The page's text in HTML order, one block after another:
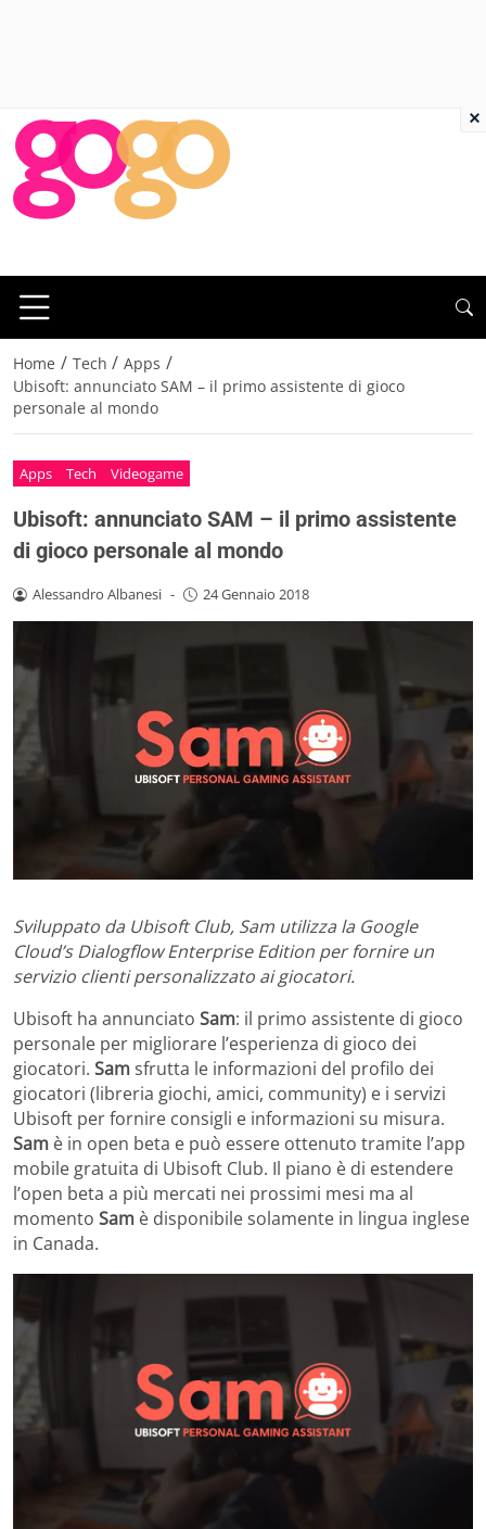
Home / Tech / Apps /
Ubisoft: annunciato SAM – il primo assistente di gioco
personale al mondo
Apps Tech Videogame
Ubisoft: annunciato SAM – il primo assistente
di gioco personale al mondo
Alessandro Albanesi - 24 Gennaio 2018
Sviluppato da Ubisoft Club, Sam utilizza la Google
Cloud’s Dialogflow Enterprise Edition per fornire un
servizio clienti personalizzato ai giocatori.
Ubisoft ha annunciato Sam: il primo assistente di gioco
personale per migliorare l’esperienza di gioco dei
giocatori. Samsfrutta le informazioni del profilo dei
giocatori (libreria giochi, amici, community) e i servizi
Ubisoft per fornire consigli e informazioni su misura.
Sam è in open beta e può essere ottenuto tramite l’app
mobile gratuita di Ubisoft Club. Il piano è di estendere
l’open beta a più mercati nei prossimi mesi ma al
momento Sam è disponibile solamente in lingua inglese
in Canada.
×